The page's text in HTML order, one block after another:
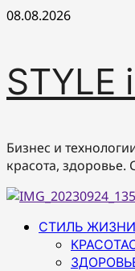
Перейти
08.08.2026
STYLE
Бизнес и
красота, здоровье.
Основное
СТИЛЬ ЖИЗНИ
КРАСОТА